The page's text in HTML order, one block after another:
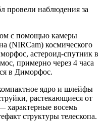
с помощью камеры
(NIRCam) космического
астероид-спутник в
примерно через 4 часа
в Диморфос.
ядро ​​и шлейфы
растекающиеся от
характерные восемь
структуры телескопа.